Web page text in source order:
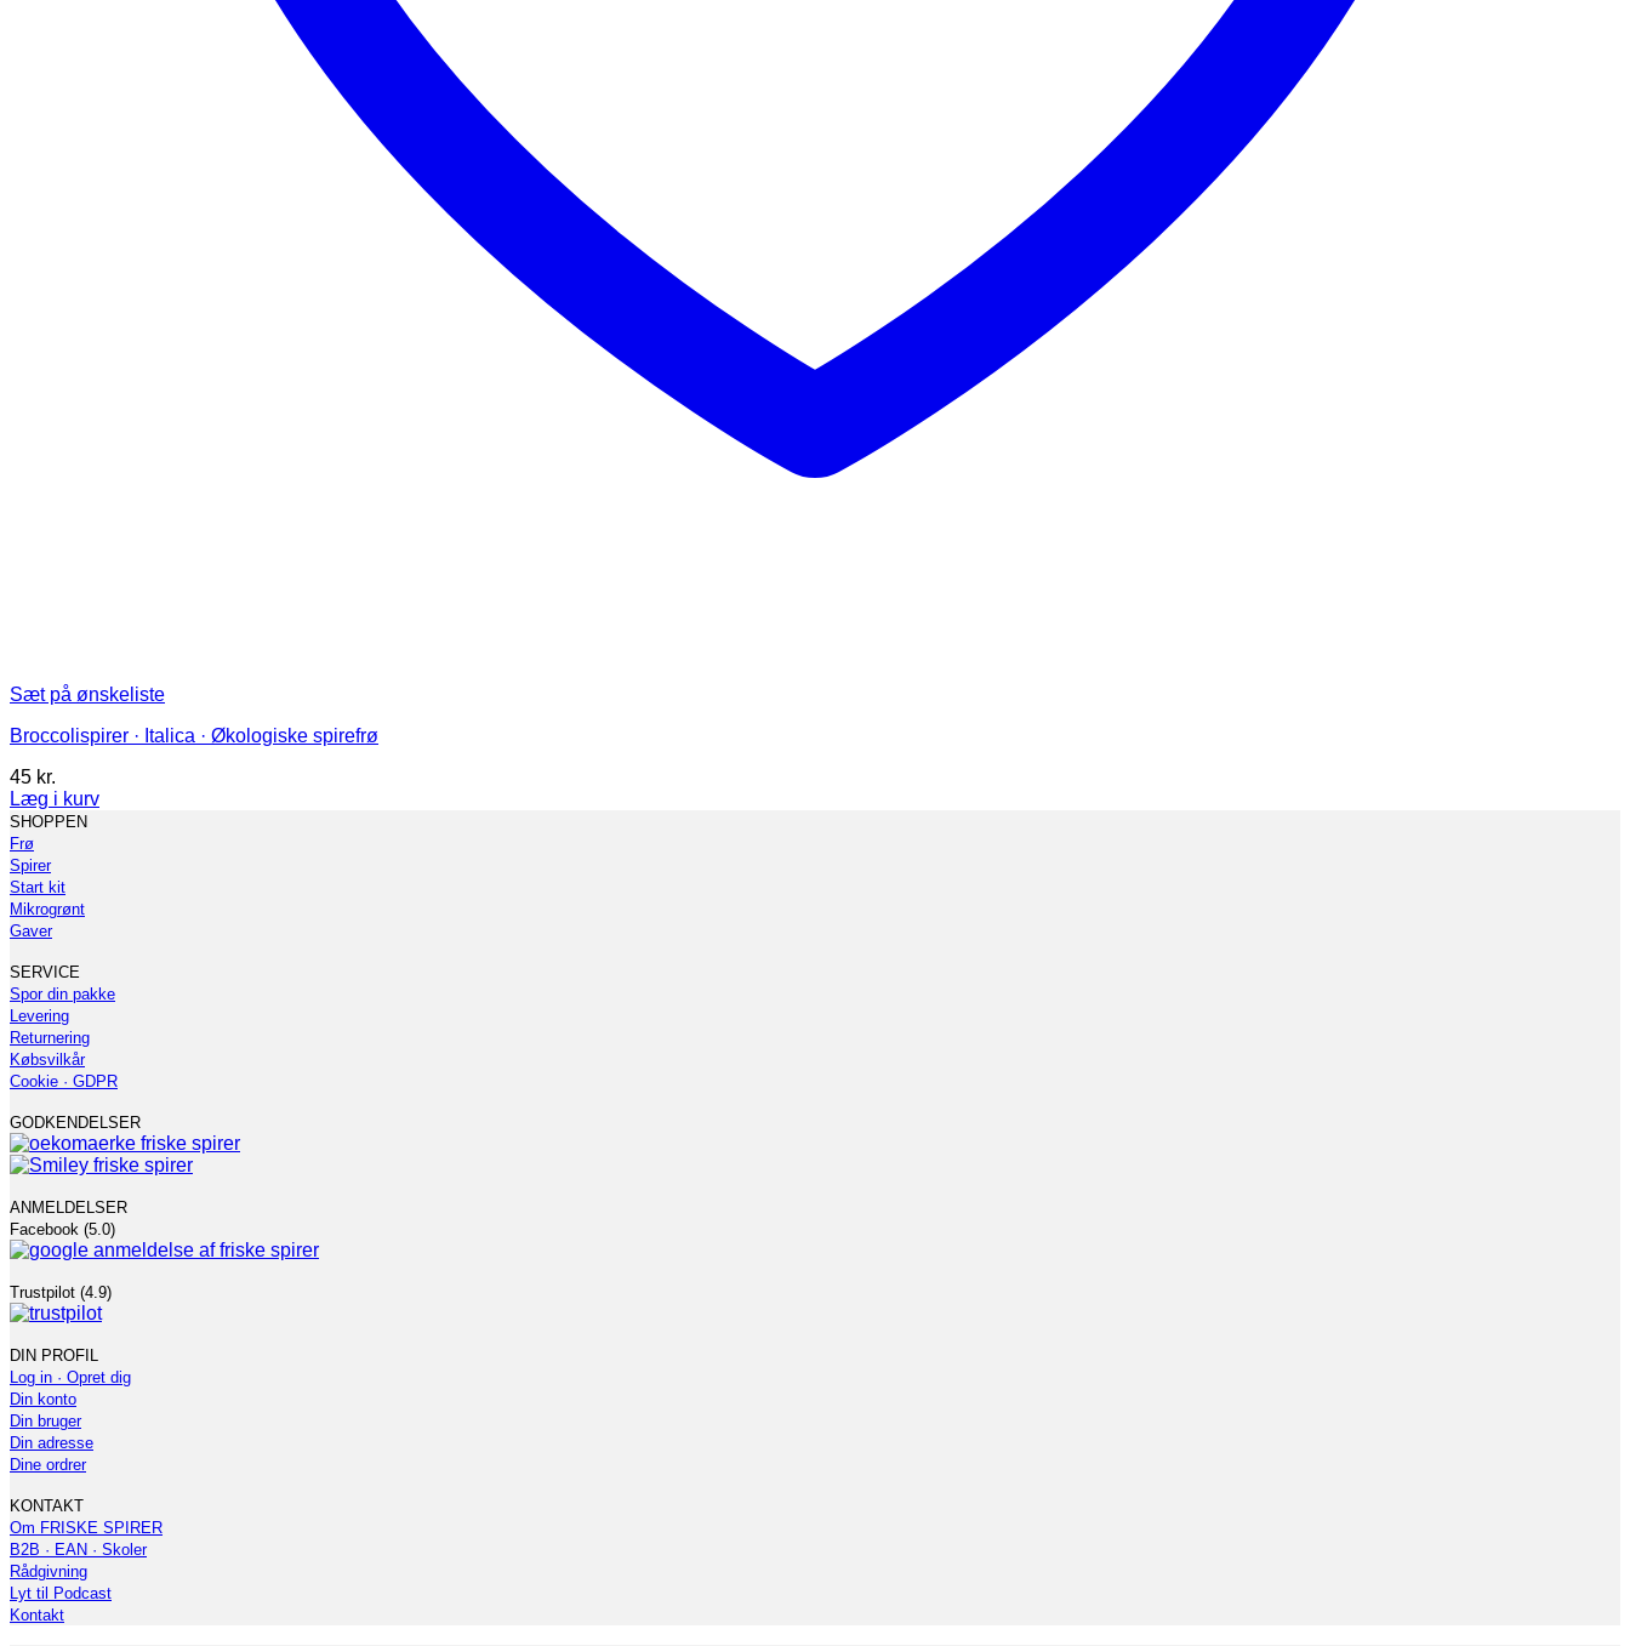
Sæt på ønskeliste
Broccolispirer · Italica · Økologiske spirefrø
45 kr.
Læg i kurv
Dette
vare
har
flere
varianter.
Mulighederne
kan
vælges
på
varesiden
SHOPPEN
Frø
Spirer
Start kit
Mikrogrønt
Gaver
SERVICE
Spor din pakke
Levering
Returnering
Købsvilkår
Cookie · GDPR
GODKENDELSER
ANMELDELSER
Facebook (5.0)
Trustpilot (4.9)
DIN PROFIL
Log in · Opret dig
Din konto
Din bruger
Din adresse
Dine ordrer
KONTAKT
Om FRISKE SPIRER
B2B · EAN · Skoler
Rådgivning
Lyt til Podcast
Kontakt